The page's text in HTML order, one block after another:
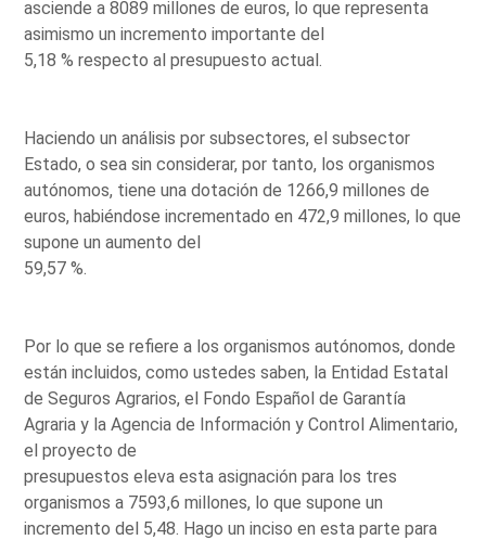
asciende a 8089 millones de euros, lo que representa
asimismo un incremento importante del
5,18 % respecto al presupuesto actual.
Haciendo un análisis por subsectores, el subsector
Estado, o sea sin considerar, por tanto, los organismos
autónomos, tiene una dotación de 1266,9 millones de
euros, habiéndose incrementado en 472,9 millones, lo que
supone un aumento del
59,57 %.
Por lo que se refiere a los organismos autónomos, donde
están incluidos, como ustedes saben, la Entidad Estatal
de Seguros Agrarios, el Fondo Español de Garantía
Agraria y la Agencia de Información y Control Alimentario,
el proyecto de
presupuestos eleva esta asignación para los tres
organismos a 7593,6 millones, lo que supone un
incremento del 5,48. Hago un inciso en esta parte para